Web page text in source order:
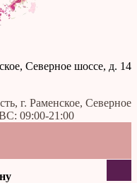
Северное шоссе, д. 14
г. Раменское, Северное
09:00-21:00